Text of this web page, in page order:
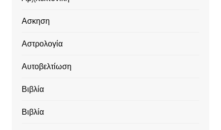
Ασκηση
Αστρολογία
Αυτοβελτίωση
Βιβλία
Βιβλία